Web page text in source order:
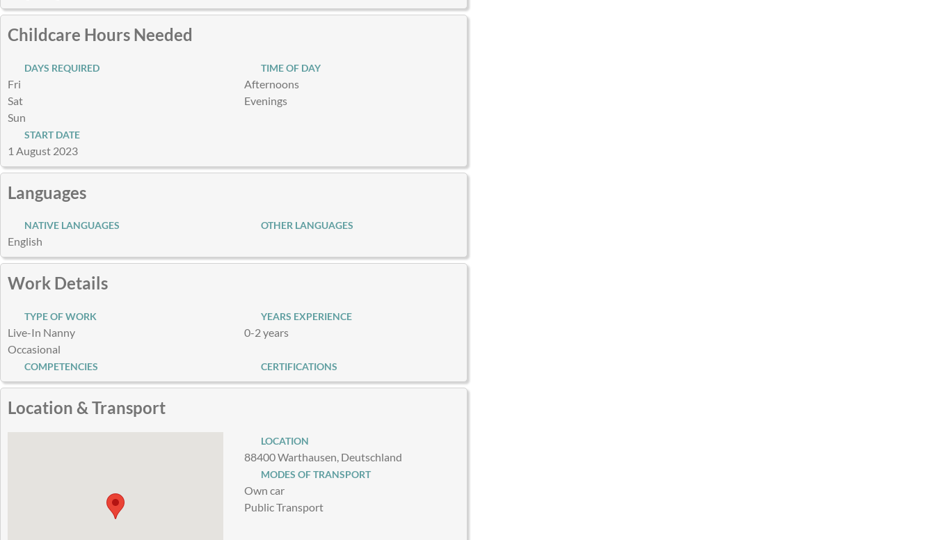
Childcare Hours Needed
DAYS REQUIRED
Fri
Sat
Sun
TIME OF DAY
Afternoons
Evenings
START DATE
1 August 2023
Languages
NATIVE LANGUAGES
English
OTHER LANGUAGES
Work Details
TYPE OF WORK
Live-In Nanny
Occasional
YEARS EXPERIENCE
0-2 years
COMPETENCIES CERTIFICATIONS
Location & Transport
LOCATION
88400 Warthausen, Deutschland
MODES OF TRANSPORT
Own car
Public Transport